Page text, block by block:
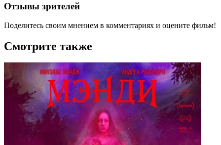
Отзывы зрителей
Поделитесь своим мнением в комментариях и оцените фильм!
Смотрите также